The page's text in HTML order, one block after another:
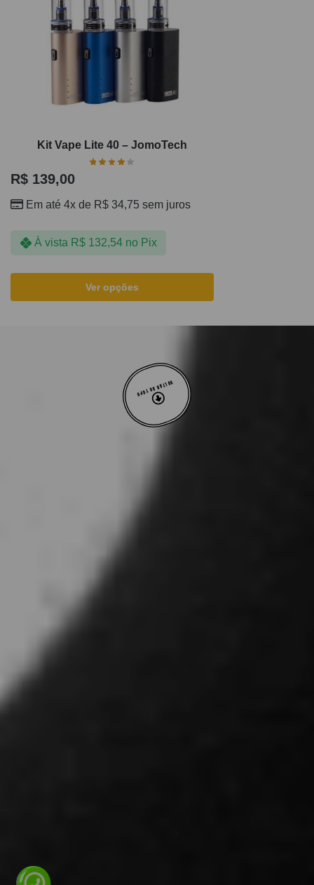
Kit Vape Lite 40 – JomoTech
R$ 139,00
Em até 4x de R$ 34,75 sem juros
À vista R$132,54 no Pix
Ver opções
VOLTAR AO TOPO